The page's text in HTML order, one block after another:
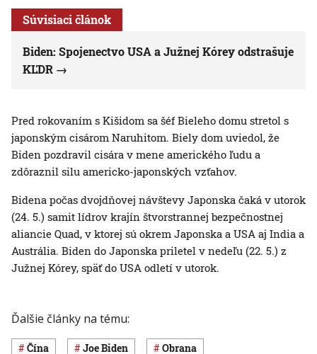
Súvisiaci článok
Biden: Spojenectvo USA a Južnej Kórey odstrašuje
KĽDR
Pred rokovaním s Kišidom sa šéf Bieleho domu stretol s
japonským cisárom Naruhitom. Biely dom uviedol, že
Biden pozdravil cisára v mene amerického ľudu a
zdôraznil silu americko-japonských vzťahov.
Bidena počas dvojdňovej návštevy Japonska čaká v utorok
(24. 5.) samit lídrov krajín štvorstrannej bezpečnostnej
aliancie Quad, v ktorej sú okrem Japonska a USA aj India a
Austrália. Biden do Japonska priletel v nedeľu (22. 5.) z
Južnej Kórey, späť do USA odletí v utorok.
Ďalšie články na tému:
Čína Joe Biden obrana